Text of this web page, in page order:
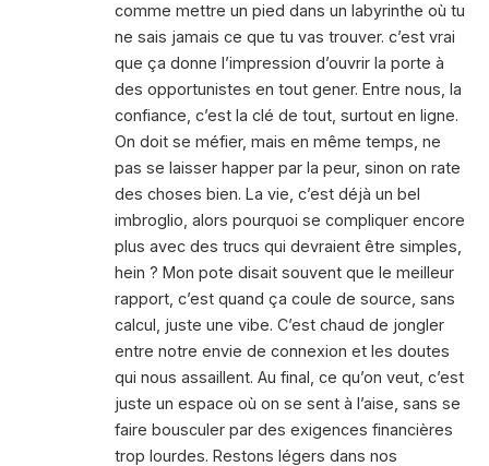
comme mettre un pied dans un labyrinthe où tu
ne sais jamais ce que tu vas trouver. c’est vrai
que ça donne l’impression d’ouvrir la porte à
des opportunistes en tout gener. Entre nous, la
confiance, c’est la clé de tout, surtout en ligne.
On doit se méfier, mais en même temps, ne
pas se laisser happer par la peur, sinon on rate
des choses bien. La vie, c’est déjà un bel
imbroglio, alors pourquoi se compliquer encore
plus avec des trucs qui devraient être simples,
hein ? Mon pote disait souvent que le meilleur
rapport, c’est quand ça coule de source, sans
calcul, juste une vibe. C’est chaud de jongler
entre notre envie de connexion et les doutes
qui nous assaillent. Au final, ce qu’on veut, c’est
juste un espace où on se sent à l’aise, sans se
faire bousculer par des exigences financières
trop lourdes. Restons légers dans nos